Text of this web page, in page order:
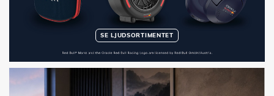
SE LJUDSORTIMENTET